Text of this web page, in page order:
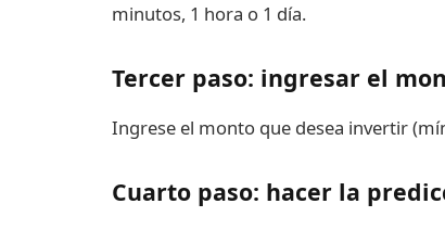
minutos, 1 hora o 1 día.
Tercer paso: ingresar el
Ingrese el monto que desea invertir
Cuarto paso: hacer la